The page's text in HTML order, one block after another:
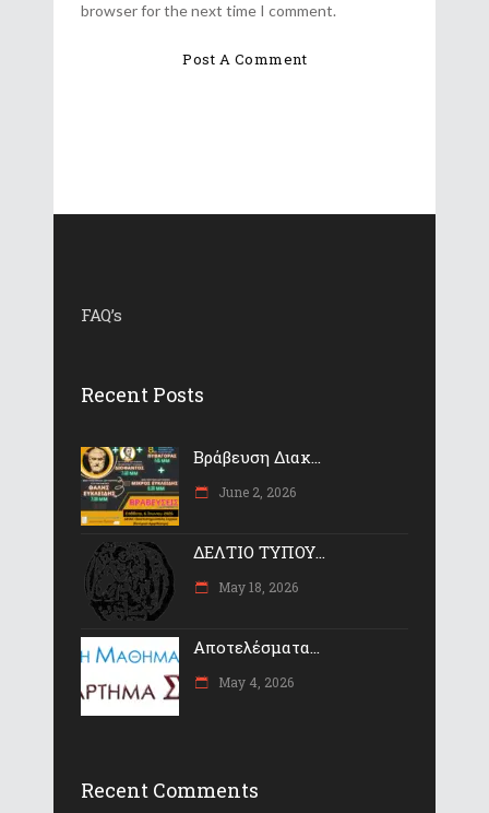
browser for the next time I comment.
FAQ’s
Recent Posts
Βράβευση Διακ...
June 2, 2026
ΔΕΛΤΙΟ ΤΥΠΟΥ...
May 18, 2026
Αποτελέσματα...
May 4, 2026
Recent Comments